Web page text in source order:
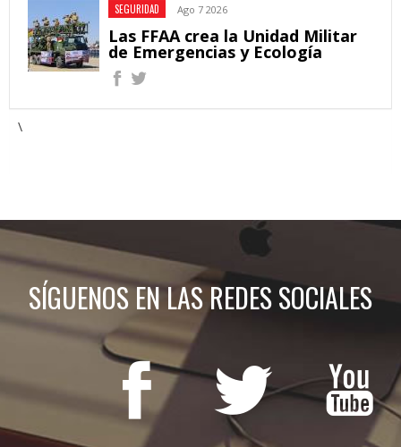
SEGURIDAD Ago 7 2026
Las FFAA crea la Unidad Militar
de Emergencias y Ecología
\
SÍGUENOS EN LAS REDES SOCIALES